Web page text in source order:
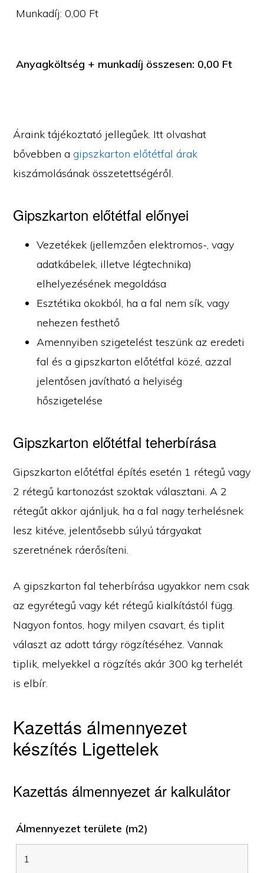
Munkadíj:0,00 Ft
Anyagköltség + munkadíj összesen: 0,00 Ft
Áraink tájékoztató jellegűek. Itt olvashat
bővebben agipszkarton előtétfal árak
kiszámolásának összetettségéről.
Gipszkarton előtétfal előnyei
Vezetékek (jellemzően elektromos-, vagy
adatkábelek, illetve légtechnika)
elhelyezésének megoldása
Esztétika okokból, ha a fal nem sík, vagy
nehezen festhető
Amennyiben szigetelést teszünk az eredeti
fal és a gipszkarton előtétfal közé, azzal
jelentősen javítható a helyiség
hőszigetelése
Gipszkarton előtétfal teherbírása
Gipszkarton előtétfal építés esetén 1 rétegű vagy
2 rétegű kartonozást szoktak választani. A 2
rétegűt akkor ajánljuk, ha a fal nagy terhelésnek
lesz kitéve, jelentősebb súlyú tárgyakat
szeretnének ráerősíteni.
A gipszkarton fal teherbírása ugyakkor nem csak
az egyrétegű vagy két rétegű kialkítástól függ.
Nagyon fontos, hogy milyen csavart, és tiplit
választ az adott tárgy rögzítéséhez. Vannak
tiplik, melyekkel a rögzítés akár 300 kg terhelét
is elbír.
Kazettás álmennyezet
készítés Ligettelek
Kazettás álmennyezet ár kalkulátor
Álmennyezet területe (m2)